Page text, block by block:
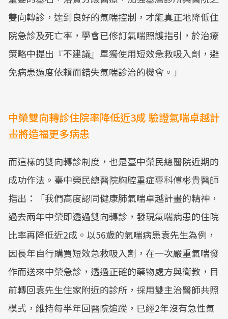
雙向轉診，達到良好的氣喘控制，才能真正地降低住
院急診及死亡率，學會已修訂氣喘照護指引，於治療
策略中提出『不建議』單獨使用短效急救吸入劑，避
免病患過度依賴而錯失氣喘診治的機會。」
中榮雙向轉診住院率降低近3成 驗證氣喘卓越計
畫將造福更多病患
而這樣的雙向轉診制度，也是臺中榮民總醫院近期的
成功作法。臺中榮民總醫院胸腔重症專科傅彬貴醫師
指出：「我們高度認同健康肺氣喘卓越計畫的精神，
過去兩年中榮即透過雙向轉診，發現氣喘病患的住院
比率再降低近2成。以56歲的氣喘病患袁先生為例，
因長年自行購買短效急救吸入劑，在一次嚴重氣喘發
作而送來中榮急診，透過正確的藥物處方與衛教，目
前轉回袁先生住家附近的診所，採用雙主治醫師共照
模式，維持每半年回醫院追蹤，已經2年沒有急性氣